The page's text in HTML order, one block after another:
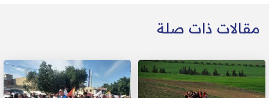
مقالات ذات صلة